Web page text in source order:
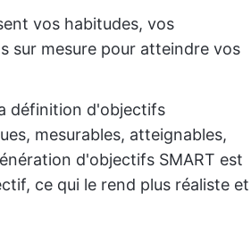
vos habitudes, vos
sur mesure pour atteindre vos
définition d'objectifs
mesurables, atteignables,
d'objectifs SMART est
ce qui le rend plus réaliste et